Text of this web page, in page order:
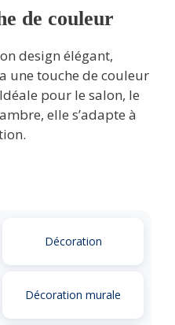
de couleur
design élégant,
une touche de couleur
pour le salon, le
elle s’adapte à
Décoration
Décoration murale